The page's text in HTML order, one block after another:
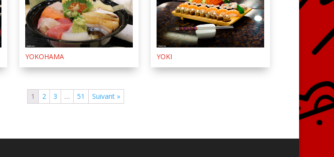
YOKOHAMA YOKI
1 2 3 … 51 Suivant »